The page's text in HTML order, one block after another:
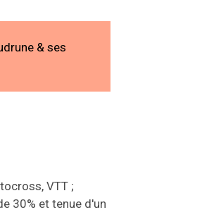
& ses
VTT ;
30% et tenue d'un